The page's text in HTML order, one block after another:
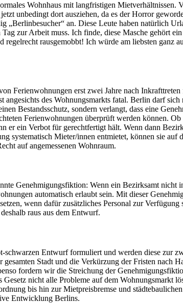
Wohnhaus mit langfristigen Mietverhältnissen.
unbedingt dort ausziehen, da es der Horror
„Berlinbesucher“ an. Diese Leute haben natürlich
Tag zur Arbeit muss. Ich finde, diese Masche gehört
rausgemobbt! Ich würde am liebsten ganz
Ferienwohnungen erst zwei Jahre nach
des Wohnungsmarkts fatal. Berlin darf
Bestandsschutz, sondern verlangt, dass eine
Ferienwohnungen überprüft werden können.
er ein Verbot für gerechtfertigt hält. Wenn dann
systematisch Mieter/innen entmietet, können sie
auf angemessenen Wohnraum.
Genehmigungsfiktion: Wenn ein Bezirksamt
automatisch erlaubt sein. Mit dieser
wenn dafür zusätzliches Personal zur
deshalb raus aus dem Entwurf.
Entwurf formuliert und werden diese zur
Stadt und die Verkürzung der Fristen
fordern wir die Streichung der
alle Probleme auf dem Wohnungsmarkt
bis hin zur Mietpreisbremse und
Entwicklung Berlins.